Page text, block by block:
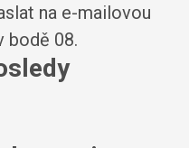
na e-mailovou
bodě 08.